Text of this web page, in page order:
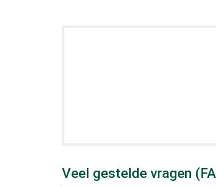
Veel gestelde vragen